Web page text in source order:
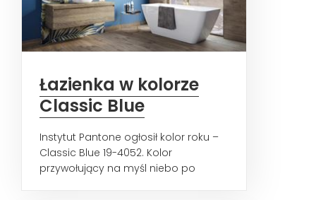
Łazienka w kolorze
Classic Blue
Instytut Pantone ogłosił kolor roku –
Classic Blue 19-4052. Kolor
przywołujący na myśl niebo po